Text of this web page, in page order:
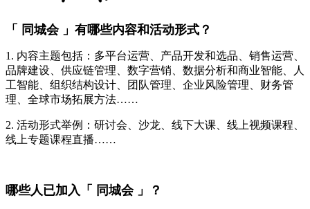
「 同城会 」有哪些内容和活动形式？
1. 内容主题包括：多平台运营、产品开发和选品、销售运营、
品牌建设、供应链管理、数字营销、数据分析和商业智能、人
工智能、组织结构设计、团队管理、企业风险管理、财务管
理、全球市场拓展方法……
2. 活动形式举例：研讨会、沙龙、线下大课、线上视频课程、
线上专题课程直播……
哪些人已加入「 同城会 」？